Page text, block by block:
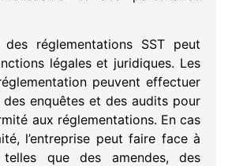
réglementations SST peut
légales et juridiques. Les
peuvent effectuer
enquêtes et des audits pour
aux réglementations. En cas
l’entreprise peut faire face à
que des amendes, des